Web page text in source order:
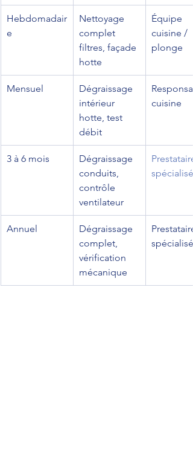
Hebdomadair
e
Nettoyage
complet
filtres, façade
hotte
Équipe
cuisine /
plonge
Mensuel
Dégraissage
intérieur
hotte, test
débit
cuisine
3 à 6 mois
Dégraissage
conduits,
contrôle
ventilateur
Prestataire
spécialisé
Annuel
Dégraissage
complet,
vérification
mécanique
Prestataire
spécialisé